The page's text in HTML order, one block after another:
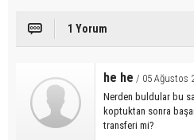
1 Yorum
he he / 05 Ağustos
Nerden buldular bu
koptuktan sonra
transferi mi?